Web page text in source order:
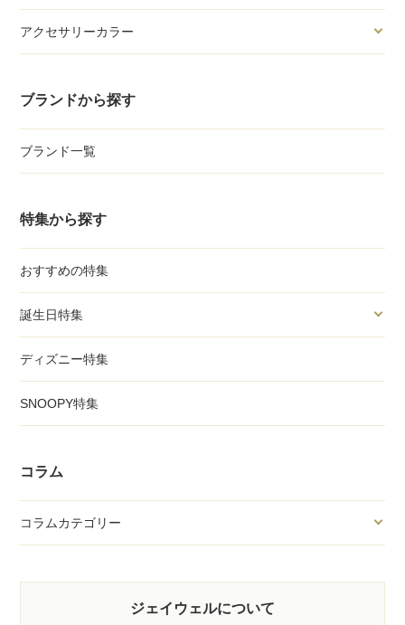
アクセサリーカラー
ブランドから探す
ブランド一覧
特集から探す
おすすめの特集
誕生日特集
ディズニー特集
SNOOPY特集
コラム
コラムカテゴリー
ジェイウェルについて